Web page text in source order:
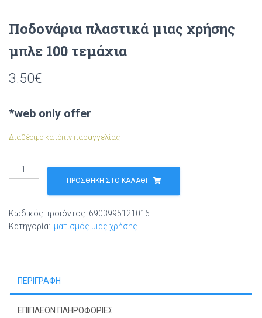
Ποδονάρια πλαστικά μιας χρήσης
μπλε 100 τεμάχια
3.50€
*web only offer
Διαθέσιμο κατόπιν παραγγελίας
Ποδονάρια
πλαστικά
μπλε
100
ΠΡΟΣΘΉΚΗ ΣΤΟ ΚΑΛΆΘΙ
Κωδικός προϊόντος: 6903995121016
Κατηγορία: Ιματισμός μιας χρήσης
ΠΕΡΙΓΡΑΦΉ
ΕΠΙΠΛΈΟΝ ΠΛΗΡΟΦΟΡΊΕΣ